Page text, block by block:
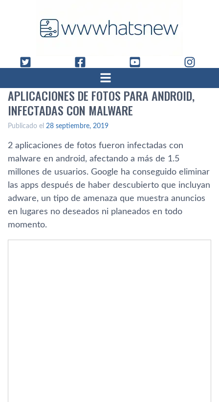
APLICACIONES DE FOTOS PARA ANDROID,
INFECTADAS CON MALWARE
Publicado el 28 septiembre, 2019
2 aplicaciones de fotos fueron infectadas con
malware en android, afectando a más de 1.5
millones de usuarios. Google ha conseguido eliminar
las apps después de haber descubierto que incluyan
adware, un tipo de amenaza que muestra anuncios
en lugares no deseados ni planeados en todo
momento.